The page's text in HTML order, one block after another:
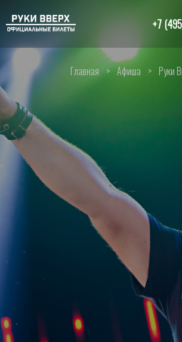
+7
Главная > Афиша > Руки